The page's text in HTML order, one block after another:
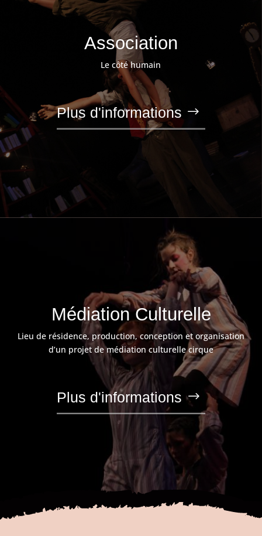
Association
Le côté humain
Plus d'informations
Médiation Culturelle
Lieu de résidence, production, conception et organisation
d’un projet de médiation culturelle cirque
Plus d'informations